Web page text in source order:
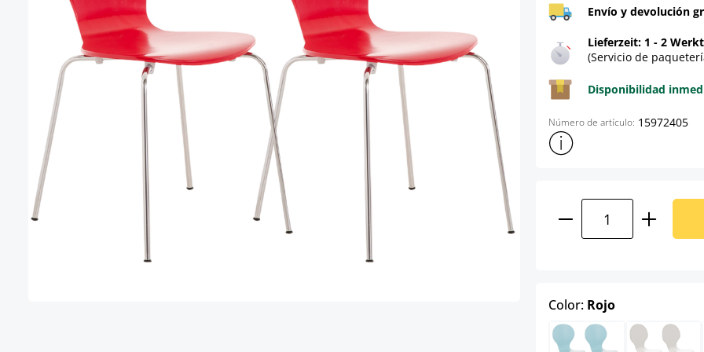
Envío y devolución
Lieferzeit: 1 - 2
(Servicio de
Disponibilidad
Número de artículo: 15972405
Mostrar más información
Cantidad del
Color: Rojoselect